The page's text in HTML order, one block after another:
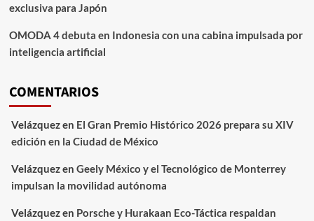
exclusiva para Japón
OMODA 4 debuta en Indonesia con una cabina impulsada por
inteligencia artificial
COMENTARIOS
Velázquezen El Gran Premio Histórico 2026 prepara su XIV
edición en la Ciudad de México
Velázquezen Geely México y el Tecnológico de Monterrey
impulsan la movilidad autónoma
Velázquezen Porsche y Hurakaan Eco-Táctica respaldan